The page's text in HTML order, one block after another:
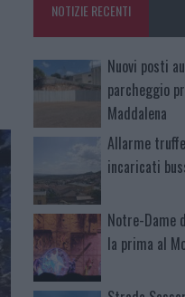
NOTIZIE RECENTI
Nuovi posti
parcheggio
Maddalena
Allarme
incaricati
Notre-Dame
la prima al